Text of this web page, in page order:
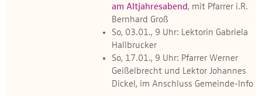
am Altjahresabend, mit Pfarrer i.R.
Bernhard Groß
So, 03.01., 9 Uhr: Lektorin Gabriela
Hallbrucker
So, 17.01., 9 Uhr: Pfarrer Werner
Geißelbrecht und Lektor Johannes
Dickel, im Anschluss Gemeinde-Info